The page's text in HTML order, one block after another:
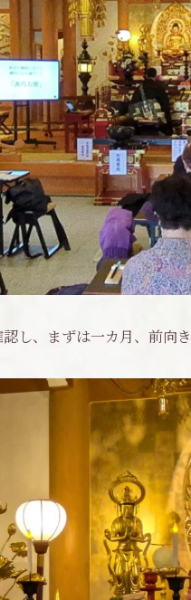
し、まずは一カ月、前向